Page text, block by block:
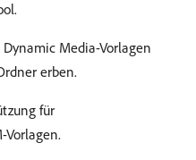
Dynamic Media-Vorlagen
erben.
für
Vorlagen.